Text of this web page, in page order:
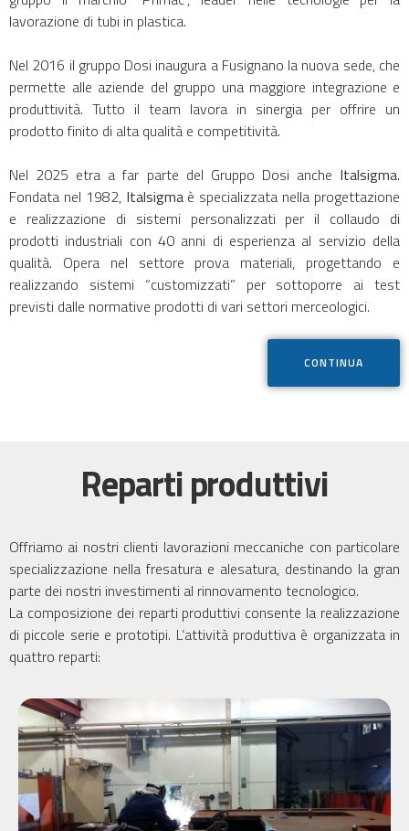
lavorazione di tubi in plastica.
Nel 2016 il gruppo Dosi inaugura a Fusignano la nuova sede, che
permette alle aziende del gruppo una maggiore integrazione e
produttività. Tutto il team lavora in sinergia per offrire un
prodotto finito di alta qualità e competitività.
Nel 2025 etra a far parte del Gruppo Dosi anche Italsigma.
Fondata nel 1982, Italsigmaè specializzata nella progettazione
e realizzazione di sistemi personalizzati per il collaudo di
prodotti industriali con 40 anni di esperienza al servizio della
qualità. Opera nel settore prova materiali, progettando e
realizzando sistemi “customizzati” per sottoporre ai test
previsti dalle normative prodotti di vari settori merceologici.
CONTINUA
Reparti produttivi
Offriamo ai nostri clienti lavorazioni meccaniche con particolare
specializzazione nella fresatura e alesatura, destinando la gran
parte dei nostri investimenti al rinnovamento tecnologico.
La composizione dei reparti produttivi consente la realizzazione
di piccole serie e prototipi. L’attività produttiva è organizzata in
quattro reparti: